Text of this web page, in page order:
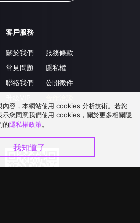
客戶服務
關於我們
常見問題
聯絡我們
服務條款
隱私權
公開徵件
內容，本網站使用 cookies 分析技術。若您
示您同意我們使用 cookies，關於更多相關隱
的隱私權政策。
我知道了